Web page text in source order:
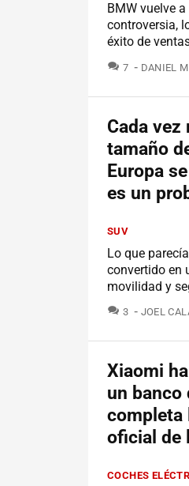
BMW vuelve
controversia,
éxito de
7 DANIEL
Cada vez
tamaño
Europa
es un
SUV
Lo que
convertido en
movilidad y
3 JOEL
Xiaomi
un banco
completa
oficial de
COCHES